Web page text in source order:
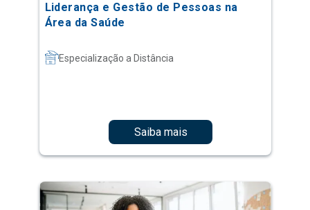
Liderança e Gestão de Pessoas na
Área da Saúde
Especialização a Distância
Saiba mais